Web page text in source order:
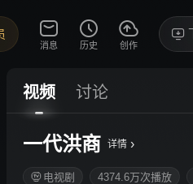
消息 历史 创作
视频 讨论
一代洪商 详情 ›
电视剧 4374.6万次播放